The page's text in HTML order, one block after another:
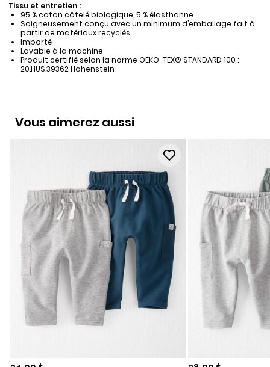
Tissu et entretien :
95 % coton côtelé biologique, 5 % élasthanne
Soigneusement conçu avec un minimum d’emballage fait à
partir de matériaux recyclés
Importé
Lavable à la machine
Produit certifié selon la norme OEKO-TEX® STANDARD 100 :
20.HUS.39362 Hohenstein
Vous aimerez aussi